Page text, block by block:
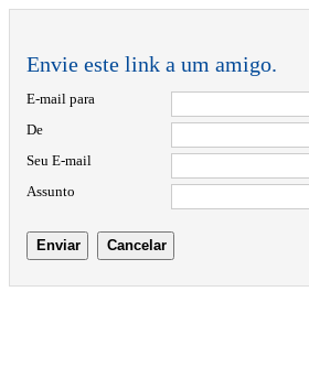
Envie este link a um amigo.
E-mail para
De
Seu E-mail
Assunto
Enviar Cancelar